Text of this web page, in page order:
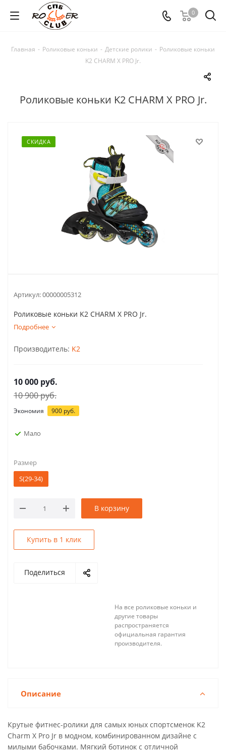
0
Главная - Роликовые коньки - Детские ролики - Роликовые коньки
K2 CHARM X PRO Jr.
Роликовые коньки K2 CHARM X PRO Jr.
СКИДКА
Артикул:00000005312
Роликовые коньки K2 CHARM X PRO Jr.
Подробнее
Производитель: K2
10 000 руб.
10 900руб.
Экономия 900 руб.
Мало
Размер
S(29-34)
В корзину
Купить в 1 клик
Поделиться
На все роликовые коньки и
другие товары
распространяется
официальная гарантия
производителя.
Описание
Крутые фитнес-ролики для самых юных спортсменок K2
Charm X Pro Jr в модном, комбинированном дизайне с
милыми бабочками. Мягкий ботинок с отличной